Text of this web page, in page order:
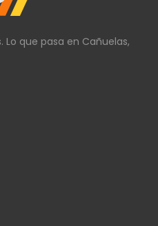
que pasa en Cañuelas,